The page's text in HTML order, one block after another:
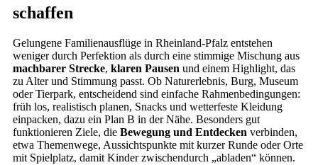
schaffen
Gelungene Familienausflüge in Rheinland-Pfalz entstehen
weniger durch Perfektion als durch eine stimmige Mischung aus
machbarer Strecke, klaren Pausen und einem Highlight, das
zu Alter und Stimmung passt. Ob Naturerlebnis, Burg, Museum
oder Tierpark, entscheidend sind einfache Rahmenbedingungen:
früh los, realistisch planen, Snacks und wetterfeste Kleidung
einpacken, dazu ein Plan B in der Nähe. Besonders gut
funktionieren Ziele, die Bewegung und Entdecken verbinden,
etwa Themenwege, Aussichtspunkte mit kurzer Runde oder Orte
mit Spielplatz, damit Kinder zwischendurch „abladen“ können.